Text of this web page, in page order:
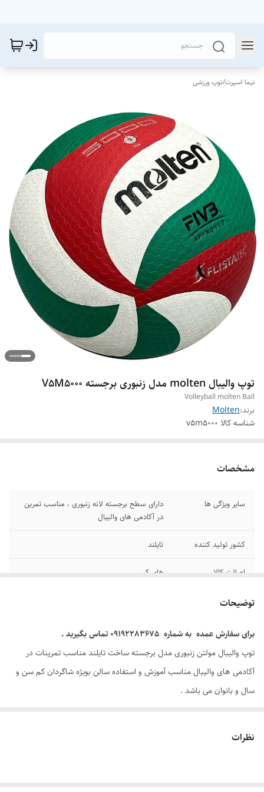
نیما اسپرت/توپ ورزشی
توپ والیبال molten مدل زنبوری برجسته V5M5000
Volleyball molten Ball
برند:Molten
شناسه کالا v5m5000
مشخصات
سایر ویژگی ها
دارای سطح برجسته لانه زنبوری ، مناسب تمرین
در آکادمی های والیبال
کشور تولید کننده تایلند
اصالت کالا های کپی
جنس
توضیحات
برای سفارش عمده به شماره 09192283675 تماس بگیرید .
توپ والیبال مولتن زنبوری مدل برجسته ساخت تایلند مناسب تمرینات در
آکادمی های والیبال مناسب آموزش و استفاده سالن بویژه شاگردان کم سن و
سال و بانوان می باشد .
و مناسب آموزش می باشد .
نظرات